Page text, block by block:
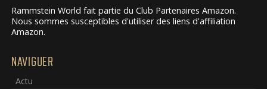
Rammstein World fait partie du Club Partenaires Amazon.
Nous sommes susceptibles d'utiliser des liens d'affiliation
Amazon.
NAVIGUER
Actu